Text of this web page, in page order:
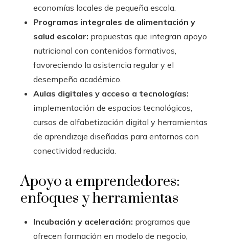
economías locales de pequeña escala.
Programas integrales de alimentación y
salud escolar: propuestas que integran apoyo
nutricional con contenidos formativos,
favoreciendo la asistencia regular y el
desempeño académico.
Aulas digitales y acceso a tecnologías:
implementación de espacios tecnológicos,
cursos de alfabetización digital y herramientas
de aprendizaje diseñadas para entornos con
conectividad reducida.
Apoyo a emprendedores:
enfoques y herramientas
Incubación y aceleración: programas que
ofrecen formación en modelo de negocio,